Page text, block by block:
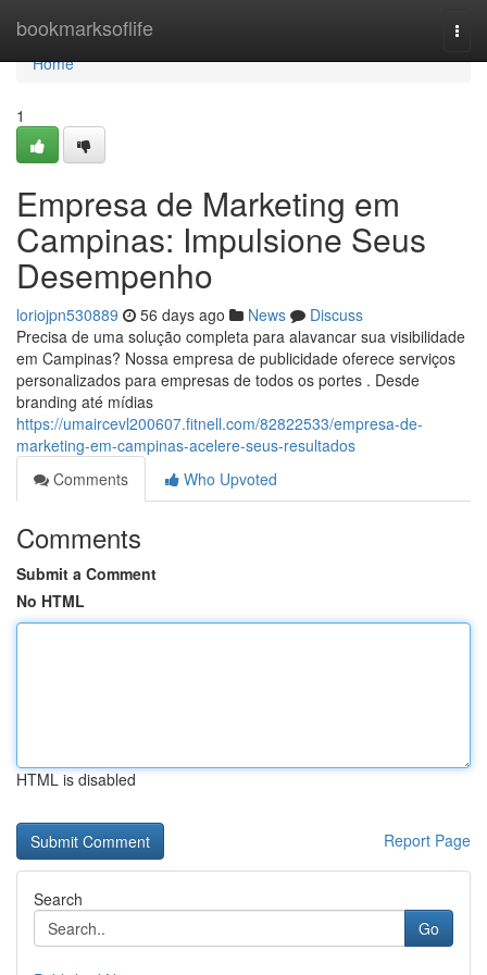
bookmarksoflife
Home
Home
1
Empresa de Marketing em
Campinas: Impulsione Seus
Desempenho
loriojpn530889 56 days ago News
Discuss
Precisa de uma solução completa para alavancar sua visibilidade
em Campinas? Nossa empresa de publicidade oferece serviços
personalizados para empresas de todos os portes . Desde
branding até mídias
https://umaircevl200607.fitnell.com/82822533/empresa-de-
marketing-em-campinas-acelere-seus-resultados
Comments
Who Upvoted
Comments
Submit a Comment
No HTML
HTML is disabled
Report Page
Search
Go